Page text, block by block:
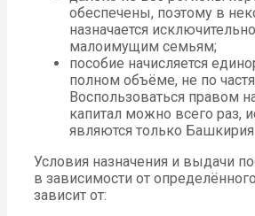
обеспечены, поэтому в
назначается
малоимущим семьям;
пособие начисляется
полном объёме, не по
Воспользоваться правом
капитал можно всего раз,
являются только
Условия назначения и выдачи
в зависимости от
зависит от: